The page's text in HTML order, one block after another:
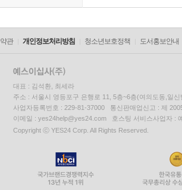
관 개인정보처리방침 청소년보호정책 도서홍보안내
대표 : 김석환, 최세라
주소 : 서울시 영등포구 은행로 11, 5층~6층(여의도동,일신
사업자등록번호 : 229-81-37000 통신판매업신고 : 제
이메일 : yes24help@yes24.com 호스팅 서비스사업자 :
Copyright ⓒ YES24 Corp. All Rights Reserved.